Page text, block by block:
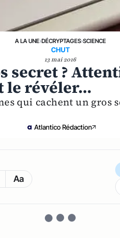
A LA UNE›DÉCRYPTAGES›SCIENCE
CHUT
13 mai 2016
secret ?
le révéler…
qui cachent un gros
Atlantico Rédaction
Aa